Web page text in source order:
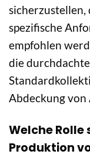
spezifische
empfohlen
die
Abdeckung von
Welche
Produktion